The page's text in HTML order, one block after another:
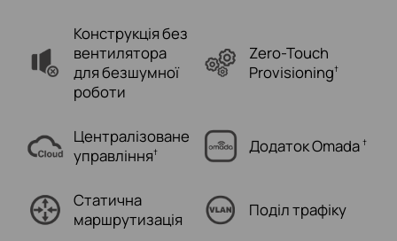
Конструкція без
вентилятора
длябезшумної
роботи
Zero-Touch
Provisioning†
Централізоване
управління† Додаток Omada †
Статична
маршрутизація
Поділ трафіку